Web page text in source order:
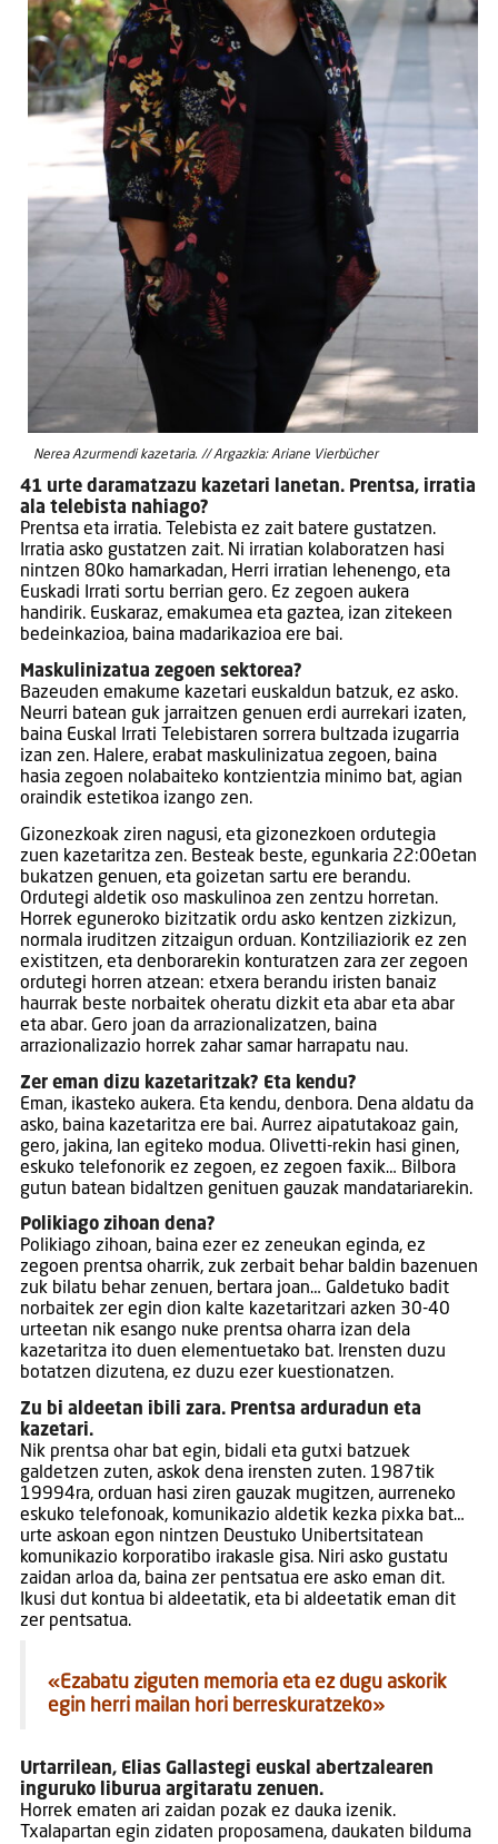
Nerea Azurmendi kazetaria. // Argazkia: Ariane Vierbücher
41 urte daramatzazu kazetari lanetan. Prentsa, irratia
ala telebista nahiago?
Prentsa eta irratia. Telebista ez zait batere gustatzen.
Irratia asko gustatzen zait. Ni irratian kolaboratzen hasi
nintzen 80ko hamarkadan, Herri irratian lehenengo, eta
Euskadi Irrati sortu berrian gero. Ez zegoen aukera
handirik. Euskaraz, emakumea eta gaztea, izan zitekeen
bedeinkazioa, baina madarikazioa ere bai.
Maskulinizatua zegoen sektorea?
Bazeuden emakume kazetari euskaldun batzuk, ez asko.
Neurri batean guk jarraitzen genuen erdi aurrekari izaten,
baina Euskal Irrati Telebistaren sorrera bultzada izugarria
izan zen. Halere, erabat maskulinizatua zegoen, baina
hasia zegoen nolabaiteko kontzientzia minimo bat, agian
oraindik estetikoa izango zen.
Gizonezkoak ziren nagusi, eta gizonezkoen ordutegia
zuen kazetaritza zen. Besteak beste, egunkaria 22:00etan
bukatzen genuen, eta goizetan sartu ere berandu.
Ordutegi aldetik oso maskulinoa zen zentzu horretan.
Horrek eguneroko bizitzatik ordu asko kentzen zizkizun,
normala iruditzen zitzaigun orduan. Kontziliaziorik ez zen
existitzen, eta denborarekin konturatzen zara zer zegoen
ordutegi horren atzean: etxera berandu iristen banaiz
haurrak beste norbaitek oheratu dizkit eta abar eta abar
eta abar. Gero joan da arrazionalizatzen, baina
arrazionalizazio horrek zahar samar harrapatu nau.
Zer eman dizu kazetaritzak? Eta kendu?
Eman, ikasteko aukera. Eta kendu, denbora. Dena aldatu da
asko, baina kazetaritza ere bai. Aurrez aipatutakoaz gain,
gero, jakina, lan egiteko modua. Olivetti-rekin hasi ginen,
eskuko telefonorik ez zegoen, ez zegoen faxik… Bilbora
gutun batean bidaltzen genituen gauzak mandatariarekin.
Polikiago zihoan dena?
Polikiago zihoan, baina ezer ez zeneukan eginda, ez
zegoen prentsa oharrik, zuk zerbait behar baldin bazenuen
zuk bilatu behar zenuen, bertara joan… Galdetuko badit
norbaitek zer egin dion kalte kazetaritzari azken 30-40
urteetan nik esango nuke prentsa oharra izan dela
kazetaritza ito duen elementuetako bat. Irensten duzu
botatzen dizutena, ez duzu ezer kuestionatzen.
Zu bi aldeetan ibili zara. Prentsa arduradun eta
kazetari.
Nik prentsa ohar bat egin, bidali eta gutxi batzuek
galdetzen zuten, askok dena irensten zuten. 1987tik
19994ra, orduan hasi ziren gauzak mugitzen, aurreneko
eskuko telefonoak, komunikazio aldetik kezka pixka bat…
urte askoan egon nintzen Deustuko Unibertsitatean
komunikazio korporatibo irakasle gisa. Niri asko gustatu
zaidan arloa da, baina zer pentsatua ere asko eman dit.
Ikusi dut kontua bi aldeetatik, eta bi aldeetatik eman dit
zer pentsatua.
«Ezabatu ziguten memoria eta ez dugu askorik
egin herri mailan hori berreskuratzeko»
Urtarrilean, Elias Gallastegi euskal abertzalearen
inguruko liburua argitaratu zenuen.
Horrek ematen ari zaidan pozak ez dauka izenik.
Txalapartan egin zidaten proposamena, daukaten bilduma